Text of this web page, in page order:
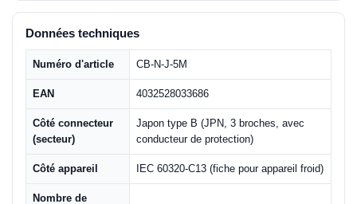
Données techniques
Numéro d'article CB-N-J-5M
EAN 4032528033686
Côté connecteur
(secteur)
Japon type B (JPN, 3 broches, avec
conducteur de protection)
Côté appareil IEC 60320-C13 (fiche pour appareil froid)
Nombre de